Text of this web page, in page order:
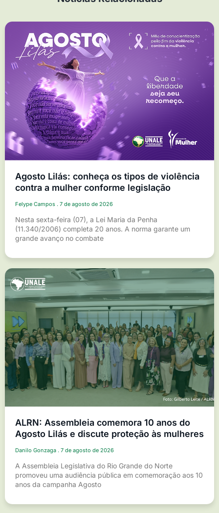
Agosto Lilás: conheça os tipos de violência
contra a mulher conforme legislação
Felype Campos 7 de agosto de 2026
Nesta sexta-feira (07), a Lei Maria da Penha
(11.340/2006) completa 20 anos. A norma garante um
grande avanço no combate
ALRN: Assembleia comemora 10 anos do
Agosto Lilás e discute proteção às mulheres
Danilo Gonzaga 7 de agosto de 2026
A Assembleia Legislativa do Rio Grande do Norte
promoveu uma audiência pública em comemoração aos 10
anos da campanha Agosto